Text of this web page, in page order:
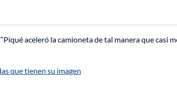
aceleró la camioneta de tal manera que casi
que tienen su imagen